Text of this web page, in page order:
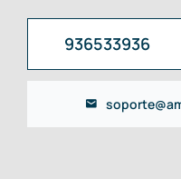
936533936